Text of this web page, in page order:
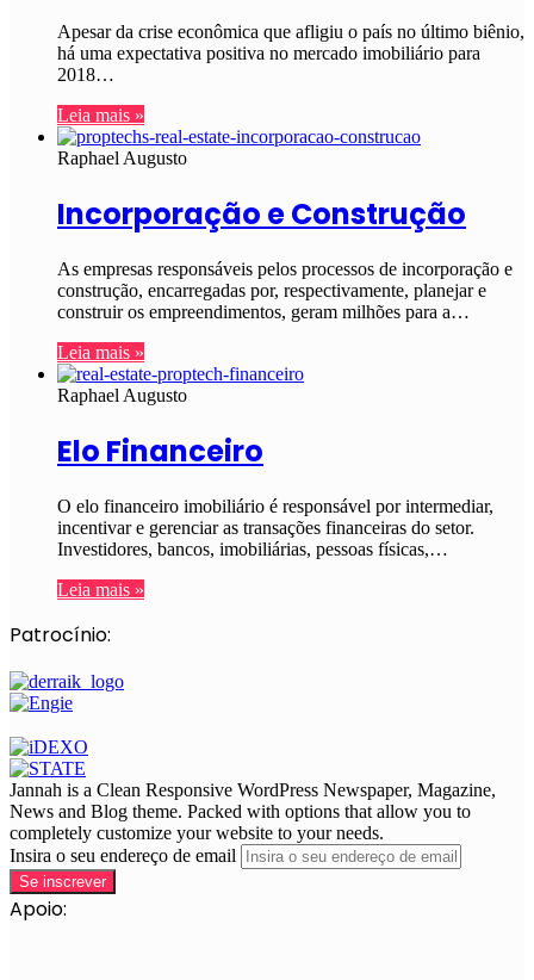
Apesar da crise econômica que afligiu o país no último biênio,
há uma expectativa positiva no mercado imobiliário para
2018…
Leia mais »
Raphael Augusto
Incorporação e Construção
As empresas responsáveis pelos processos de incorporação e
construção, encarregadas por, respectivamente, planejar e
construir os empreendimentos, geram milhões para a…
Leia mais »
Raphael Augusto
Elo Financeiro
O elo financeiro imobiliário é responsável por intermediar,
incentivar e gerenciar as transações financeiras do setor.
Investidores, bancos, imobiliárias, pessoas físicas,…
Leia mais »
Patrocínio:
Jannah is a Clean Responsive WordPress Newspaper, Magazine,
News and Blog theme. Packed with options that allow you to
completely customize your website to your needs.
Insira o seu endereço de email
Apoio: